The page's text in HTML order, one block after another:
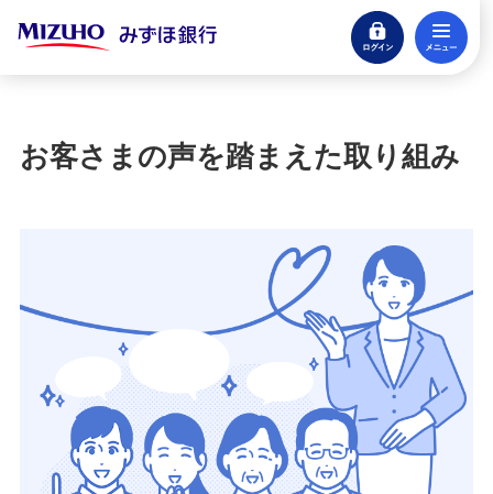
ログイン
閉じる
口座開設
住宅ローン・カードローン
貯める・増やす
預金・NISA・資産運用
お客さまの声を踏まえた取り組み